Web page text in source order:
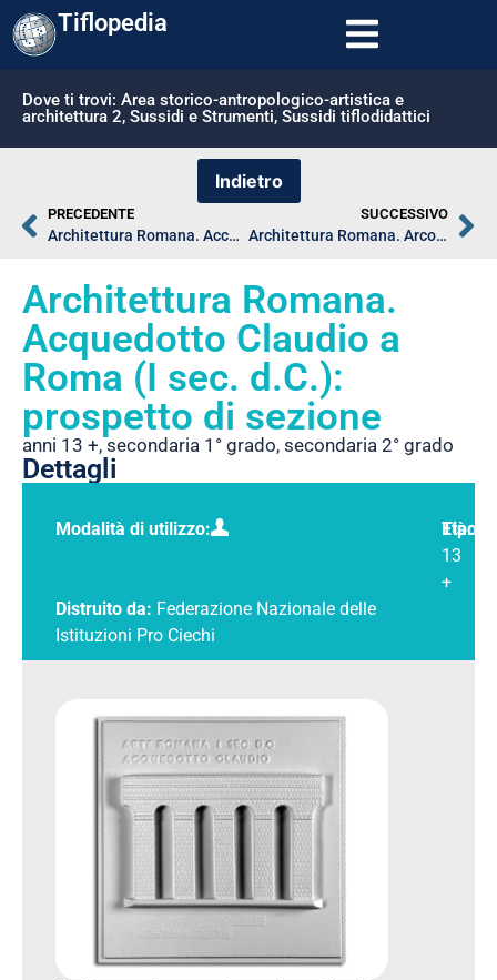
Tiflopedia
Dove ti trovi: Area storico-antropologico-artistica e
architettura 2, Sussidi e Strumenti, Sussidi tiflodidattici
PRECEDENTE
Architettura Romana. Accampamento romano: pianta
SUCCESSIVO
Architettura Romana. Arco a tutto sesto: prospetto
Architettura Romana.
Acquedotto Claudio a
Roma (I sec. d.C.):
prospetto di sezione
anni 13 +, secondaria 1° grado, secondaria 2° grado
Dettagli
Modalità di utilizzo:
Età:
13
+
Distruito da: Federazione Nazionale delle
Istituzioni Pro Ciechi